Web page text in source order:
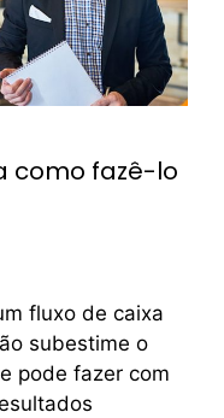
como fazê-lo
fluxo de caixa
subestime o
pode fazer com